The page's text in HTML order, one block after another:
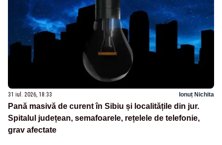
31 iul. 2026, 18:33 Ionuț Nichita
Pană masivă de curent în Sibiu și localitățile din jur.
Spitalul județean, semafoarele, rețelele de telefonie,
grav afectate